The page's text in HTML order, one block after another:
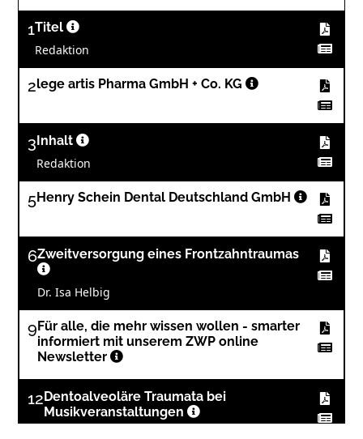
1Titel
Redaktion
2lege artis Pharma GmbH + Co. KG
3 Inhalt
Redaktion
5Henry Schein Dental Deutschland GmbH
6Zweitversorgung eines Frontzahntraumas
Dr. Isa Helbig
9 Für alle, die mehr wissen wollen - smarter
informiert mit unserem ZWP online
Newsletter
12 Dentoalveoläre Traumata bei
Musikveranstaltungen